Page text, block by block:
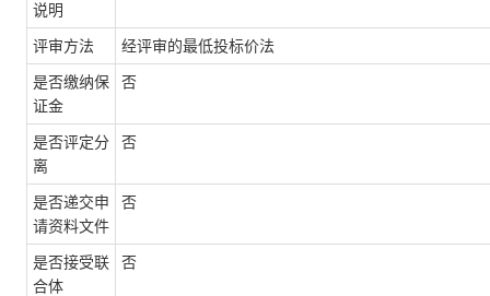
说明
评审方法 经评审的最低投标价法
是否缴纳保
证金
否
是否评定分
离
否
是否递交申
请资料文件
否
是否接受联
合体
否